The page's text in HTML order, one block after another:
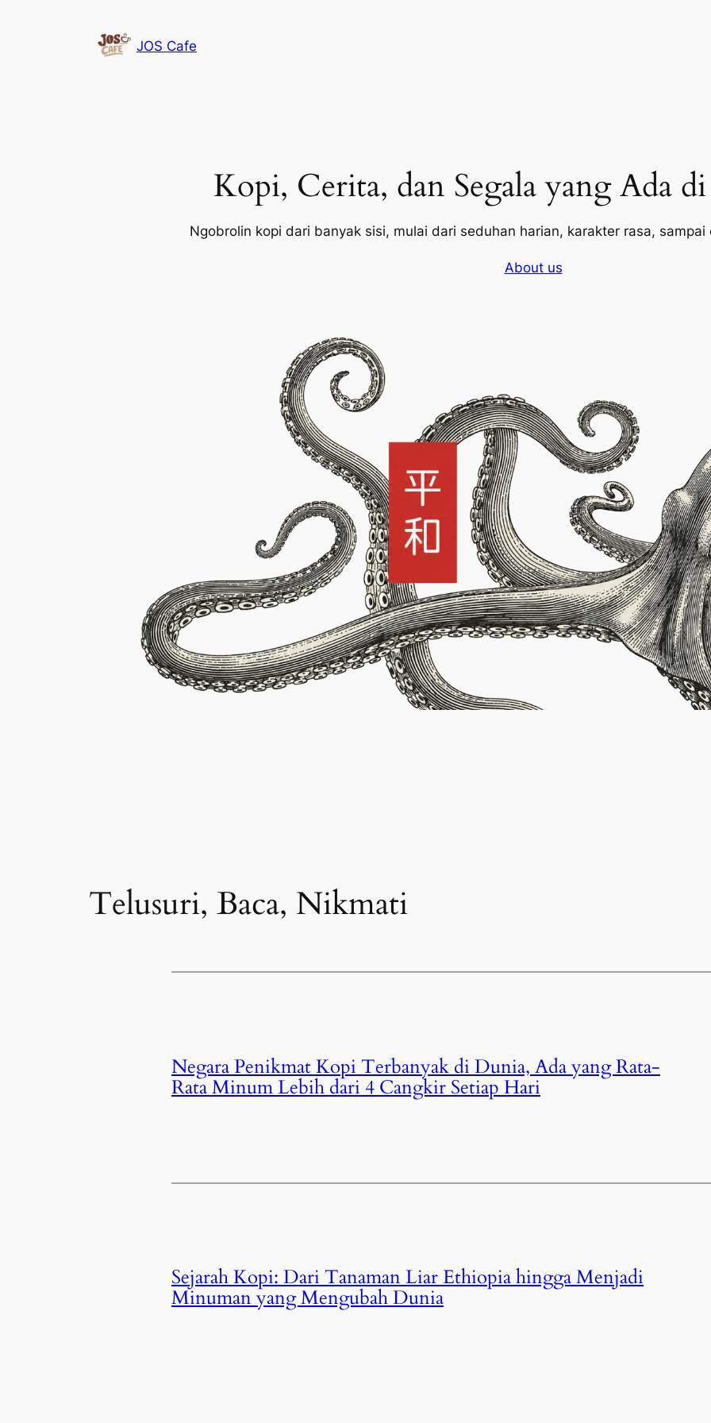
JOS Cafe
Kopi, Cerita, dan Segala yang Ada
Ngobrolin kopi dari banyak sisi, mulai dari seduhan harian, karakter rasa,
About us
Telusuri, Baca, Nikmati
Negara Penikmat Kopi Terbanyak di Dunia, Ada yang Rata-
Rata Minum Lebih dari 4 Cangkir Setiap Hari
Sejarah Kopi: Dari Tanaman Liar Ethiopia hingga Menjadi
Minuman yang Mengubah Dunia